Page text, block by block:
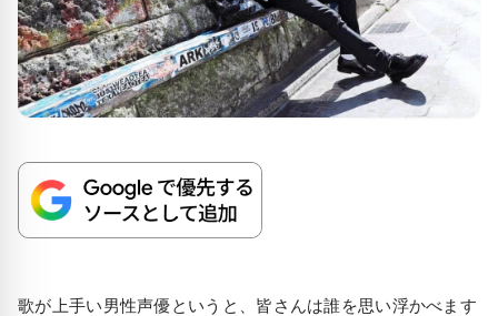
歌が上手い男性声優というと、皆さんは誰を思い浮かべます